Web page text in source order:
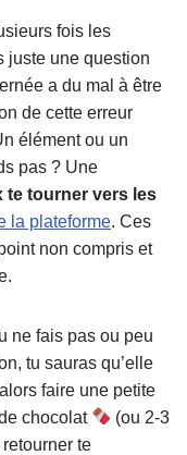
fois les
juste une question
a du mal à être
de cette erreur
élément ou un
pas ? Une
te tourner vers les
la plateforme. Ces
non compris et
ne fais pas ou peu
tu sauras qu’elle
faire une petite
chocolat
(ou 2-3
te